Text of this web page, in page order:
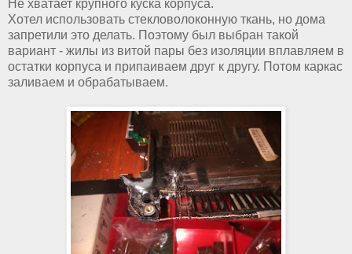
Не хватает крупного куска корпуса.
Хотел использовать стекловолоконную ткань, но дома
запретили это делать. Поэтому был выбран такой
вариант - жилы из витой пары без изоляции вплавляем в
остатки корпуса и припаиваем друг к другу. Потом каркас
заливаем и обрабатываем.